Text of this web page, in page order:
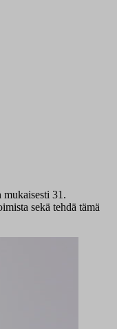
mukaisesti 31.
sekä tehdä tämä